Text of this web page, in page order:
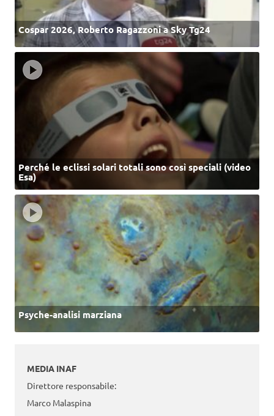
Cospar 2026, Roberto Ragazzoni a Sky Tg24
Perché le eclissi solari totali sono così speciali (video
Esa)
Psyche-analisi marziana
MEDIA INAF
Direttore responsabile:
Marco Malaspina